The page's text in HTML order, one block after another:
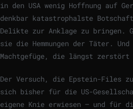
in den USA wenig Hoffnung auf
denkbar katastrophalste
Delikte zur Anklage zu
sie die Hemmungen der Täter.
Machtgefüge, die längst zerstört
Der Versuch, die Epstein-Files
sich bisher für die US-
eigene Knie erwiesen – und für